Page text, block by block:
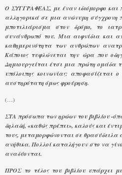
Ο ΣΥΓΓΡΑΦΕΑΣ, με έναν ιδιόμορφο και
αλληγορικά σε μια ανώνυμη σύγχρονη
μποτιλιάρισμα στον δρόμο, το
συνάνθρωπό του. Μια αιφνίδια και
καθημερινότητα των ανθρώπων
Κάποιος τυφλώνεται την ώρα που
Δημιουργείται έτσι μια πρώτη ομάδα
υπόλοιπης κοινωνίας: αποφασίζεται
αυστηρότατη όμως φρούρηση.
(…)
ΣΤΑ πρόσωπα των ηρώων του βιβλίου -
δηλαδή, «καθώς πρέπει», καλούς και
τους, μεταμορφώνονται σε
ανήθικα. Πολλοί καταλήγουν στο να
αναδύονται.
ΠΡΟΣ το τέλος του βιβλίου υπάρχει